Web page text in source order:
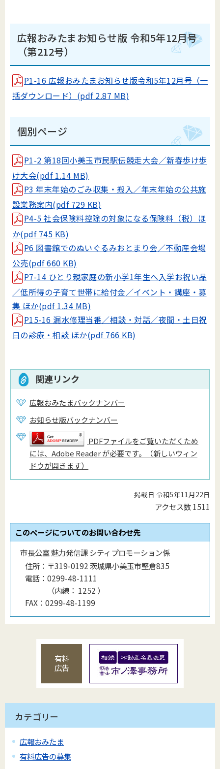
広報おみたまお知らせ版 令和5年12月号
（第212号）
P1-16 広報おみたまお知らせ版令和5年12月号（一
括ダウンロード）(pdf 2.87 MB)
個別ページ
P1-2 第18回小美玉市民駅伝競走大会／新春歩け歩
け大会(pdf 1.14 MB)
P3 年末年始のごみ収集・搬入／年末年始の公共施
設業務案内(pdf 729 KB)
P4-5 社会保険料控除の対象になる保険料（税）ほ
か(pdf 745 KB)
P6 図書館でのぬいぐるみおとまり会／不動産会場
公売(pdf 660 KB)
P7-14 ひとり親家庭の新小学1年生へ入学お祝い品
／低所得の子育て世帯に給付金／イベント・講座・募
集 ほか(pdf 1.34 MB)
P15-16 漏水修理当番／相談・対話／夜間・土日祝
日の診療・相談 ほか(pdf 766 KB)
関連リンク
広報おみたまバックナンバー
お知らせ版バックナンバー
PDFファイルをご覧いただくため
には、Adobe Reader が必要です。（新しいウィン
ドウが開きます）
掲載日 令和5年11月22日
アクセス数1511
このページについてのお問い合わせ先
市長公室 魅力発信課 シティプロモーション係
住所： 〒319-0192 茨城県小美玉市堅倉835
電話： 0299-48-1111
（内線 ： 1252 ）
FAX： 0299-48-1199
有料
広告
カテゴリー
広報おみたま
有料広告の募集